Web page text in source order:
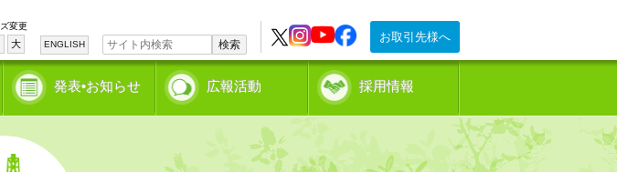
お取引先様へ
検索
変更
大 ENGLISH
発表•お知らせ 広報活動 採用情報